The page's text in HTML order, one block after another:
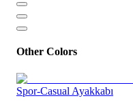
Other Colors
Spor-Casual Ayakkabı